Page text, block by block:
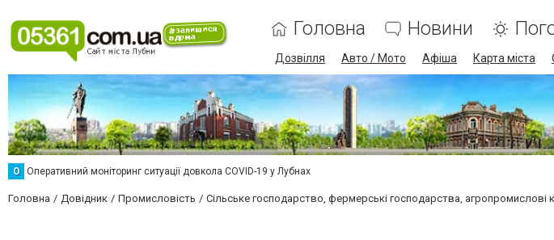
Головна Новини
Дозвілля Авто / Мото Афіша Карта міста
О Оперативний моніторинг ситуації довкола COVID-19 у Лубнах
Головна Довідник Промисловість Сільське господарство, фермерські господарства, агропромислові